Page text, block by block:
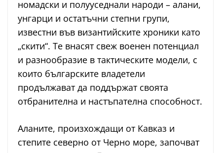
номадски и полууседнали народи – алани,
унгарци и остатъчни степни групи,
известни във византийските хроники като
„скити“. Те внасят свеж военен потенциал
и разнообразие в тактическите модели, с
които българските владетели
продължават да поддържат своята
отбранителна и настъпателна способност.
Аланите, произхождащи от Кавказ и
степите северно от Черно море, започват